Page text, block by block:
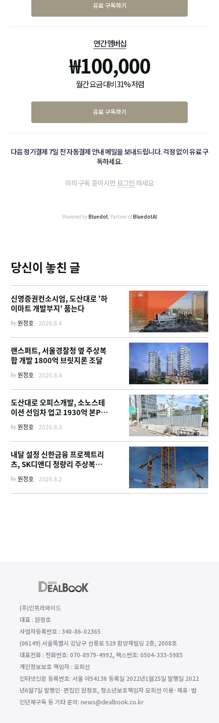
유료 구독하기
연간 멤버십
₩100,000
월간 요금 대비 31% 저렴
유료 구독하기
다음 정기결제 7일 전 자동결제 안내 메일을 보내드립니다. 걱정 없이 유료 구
독하세요.
이미 구독 중이시면 로그인하세요
Powered byBluedot , Partner ofBluedotAI
당신이 놓친 글
신영증권컨소시엄, 도산대로 '하
이마트 개발부지' 품는다
by원정호 2026.8.4
랜스퍼트, 서울경찰청 옆 주상복
합 개발 1800억 브릿지론 조달
by원정호 2026.8.4
도산대로 오피스개발, 소노스테
이션 선임차 업고 1930억 본PF
확보
by원정호 2026.8.3
내달 설정 신한금융 프로젝트리
츠, SK디앤디 청량리 주상복합
부지 매입
by원정호 2026.8.2
(주)인프라와이드
대표 : 원정호
사업자등록번호 : 340-86-02365
(06149) 서울특별시 강남구 선릉로 529 함양재빌딩 2층, 2008호
대표전화 : 전화번호: 070-8979-4992, 팩스번호: 0504-333-5985
개인정보보호 책임자 : 모희선
인터넷신문 등록번호: 서울 아54136 등록일 2022년1월25일 발행일 2022
년6월7일 발행인·편집인 원정호, 청소년보호책임자 모희선 이용·제휴·법
인단체구독 등 기타 문의: news@dealbook.co.kr